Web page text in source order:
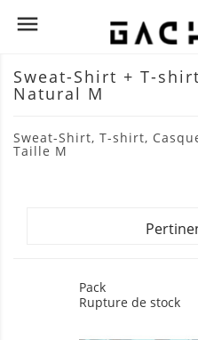

Sweat-Shirt + T-
Natural M
Sweat-Shirt, T-shirt,
Taille M
Pack
Rupture de stock